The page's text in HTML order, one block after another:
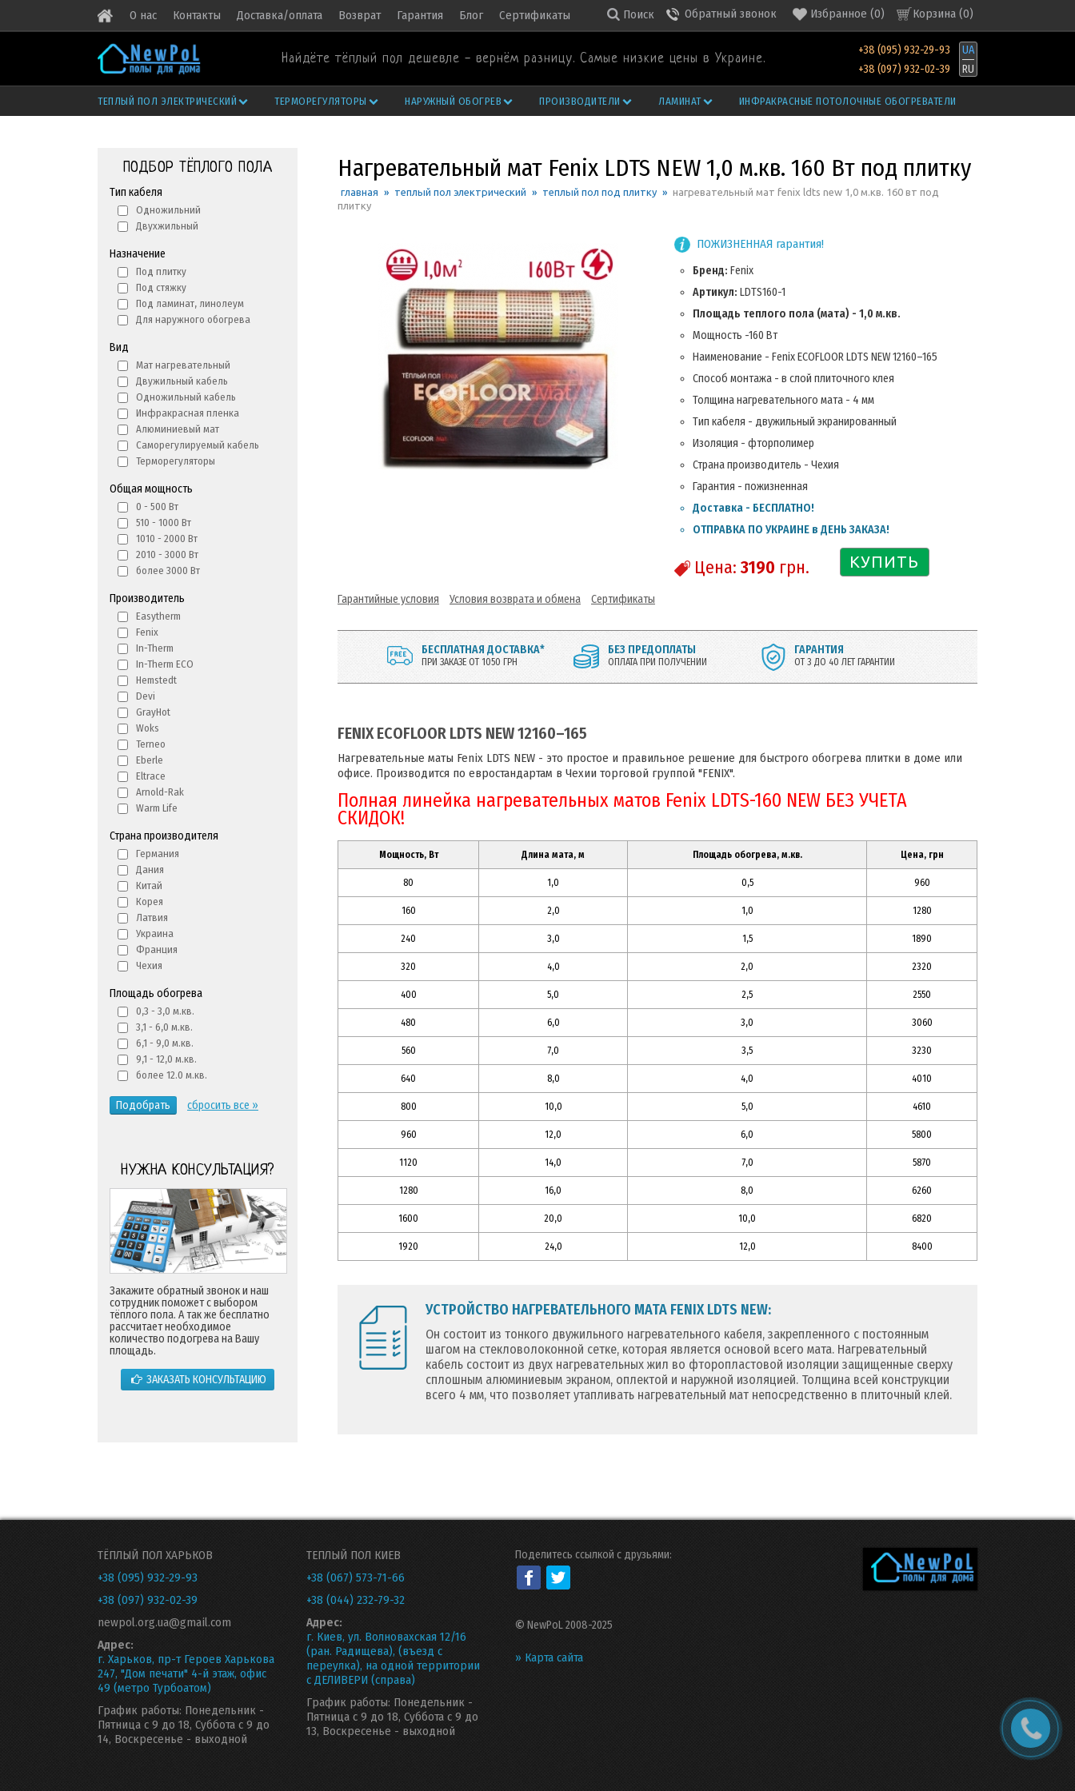
О нас Контакты Доставка/оплата Возврат Гарантия Блог Сертификаты Корзина (0)
Избранное (0)
Обратный звонок
Поиск
Найдёте тёплый пол дешевле - вернём разницу. Самые низкие цены в Украине.
+38 (095) 932-29-93
+38 (097) 932-02-39
UA
RU
ТЕПЛЫЙ ПОЛ ЭЛЕКТРИЧЕСКИЙ ТЕРМОРЕГУЛЯТОРЫ НАРУЖНЫЙ ОБОГРЕВ ПРОИЗВОДИТЕЛИ ЛАМИНАТ ИНФРАКРАСНЫЕ ПОТОЛОЧНЫЕ ОБОГРЕВАТЕЛИ
ПОДБОР ТЁПЛОГО ПОЛА
Тип кабеля
Одножильний
Двухжильный
Назначение
Под плитку
Под стяжку
Под ламинат, линолеум
Для наружного обогрева
Вид
Мат нагревательный
Двужильный кабель
Одножильный кабель
Инфракрасная пленка
Алюминиевый мат
Саморегулируемый кабель
Терморегуляторы
Общая мощность
0 - 500 Вт
510 - 1000 Вт
1010 - 2000 Вт
2010 - 3000 Вт
более 3000 Вт
Производитель
Easytherm
Fenix
In-Therm
In-Therm ECO
Hemstedt
Devi
GrayHot
Woks
Terneo
Eberle
Eltrace
Arnold-Rak
Warm Life
Страна производителя
Германия
Дания
Китай
Корея
Латвия
Украина
Франция
Чехия
Площадь обогрева
0,3 - 3,0 м.кв.
3,1 - 6,0 м.кв.
6,1 - 9,0 м.кв.
9,1 - 12,0 м.кв.
более 12.0 м.кв.
Подобрать сбросить все »
НУЖНА КОНСУЛЬТАЦИЯ?
Закажите обратный звонок и наш
сотрудник поможет с выбором
тёплого пола. А так же бесплатно
рассчитает необходимое
количество подогрева на Вашу
площадь.
ЗАКАЗАТЬ КОНСУЛЬТАЦИЮ
Нагревательный мат Fenix LDTS NEW 1,0 м.кв. 160 Вт под плитку
главная » теплый пол электрический » теплый пол под плитку » нагревательный мат fenix ldts new 1,0 м.кв. 160 вт под
плитку
ПОЖИЗНЕННАЯ гарантия!
Бренд: Fenix
Артикул: LDTS160-1
Площадь теплого пола (мата) - 1,0 м.кв.
Мощность -160 Вт
Наименование - Fenix ECOFLOOR LDTS NEW 12160–165
Способ монтажа - в слой плиточного клея
Толщина нагревательного мата - 4 мм
Тип кабеля - двужильный экранированный
Изоляция - фторполимер
Страна производитель - Чехия
Гарантия - пожизненная
Доставка - БЕСПЛАТНО!
ОТПРАВКА ПО УКРАИНЕ в ДЕНЬ ЗАКАЗА!
Цена: 3190 грн. КУПИТЬ
Гарантийные условия Условия возврата и обмена Сертификаты
БЕСПЛАТНАЯ ДОСТАВКА*
ПРИ ЗАКАЗЕ ОТ 1050 ГРН
БЕЗ ПРЕДОПЛАТЫ
ОПЛАТА ПРИ ПОЛУЧЕНИИ
ГАРАНТИЯ
ОТ 3 ДО 40 ЛЕТ ГАРАНТИИ
FENIX ECOFLOOR LDTS NEW 12160–165
Нагревательные маты Fenix LDTS NEW - это простое и правильное решение для быстрого обогрева плитки в доме или
офисе. Производится по евростандартам в Чехии торговой группой "FENIX".
Полная линейка нагревательных матов Fenix LDTS-160 NEW БЕЗ УЧЕТА
СКИДОК!
Мощность, Вт Длина мата, м Площадь обогрева, м.кв. Цена, грн
80 1,0 0,5 960
160 2,0 1,0 1280
240 3,0 1,5 1890
320 4,0 2,0 2320
400 5,0 2,5 2550
480 6,0 3,0 3060
560 7,0 3,5 3230
640 8,0 4,0 4010
800 10,0 5,0 4610
960 12,0 6,0 5800
1120 14,0 7,0 5870
1280 16,0 8,0 6260
1600 20,0 10,0 6820
1920 24,0 12,0 8400
УСТРОЙСТВО НАГРЕВАТЕЛЬНОГО МАТА FENIX LDTS NEW:
Он состоит из тонкого двужильного нагревательного кабеля, закрепленного с постоянным
шагом на стекловолоконной сетке, которая является основой всего мата. Нагревательный
кабель состоит из двух нагревательных жил во фторопластовой изоляции защищенные сверху
сплошным алюминиевым экраном, оплектой и наружной изоляцией. Толщина всей конструкции
всего 4 мм, что позволяет утапливать нагревательный мат непосредственно в плиточный клей.
ТЁПЛЫЙ ПОЛ ХАРЬКОВ
+38 (095) 932-29-93
+38 (097) 932-02-39
newpol.org.ua@gmail.com
Адрес:
г. Харьков, пр-т Героев Харькова
247, "Дом печати" 4-й этаж, офис
49 (метро Турбоатом)
График работы: Понедельник -
Пятница с 9 до 18, Суббота с 9 до
14, Воскресенье - выходной
ТЕПЛЫЙ ПОЛ КИЕВ
+38 (067) 573-71-66
+38 (044) 232-79-32
Адрес:
г. Киев, ул. Волновахская 12/16
(ран. Радищева), (въезд с
переулка), на одной территории
с ДЕЛИВЕРИ (справа)
График работы: Понедельник -
Пятница с 9 до 18, Суббота с 9 до
13, Воскресенье - выходной
Поделитесь ссылкой с друзьями:
© NewPoL 2008-2025
» Карта сайта